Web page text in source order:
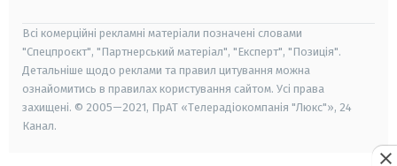
Всі комерційні рекламні матеріали позначені словами
"Спецпроєкт", "Партнерський матеріал", "Експерт", "Позиція".
Детальніше щодо реклами та правил цитування можна
ознайомитись в правилах користування сайтом. Усі права
захищені. © 2005—2021, ПрАТ «Телерадіокомпанія "Люкс"», 24
Канал.